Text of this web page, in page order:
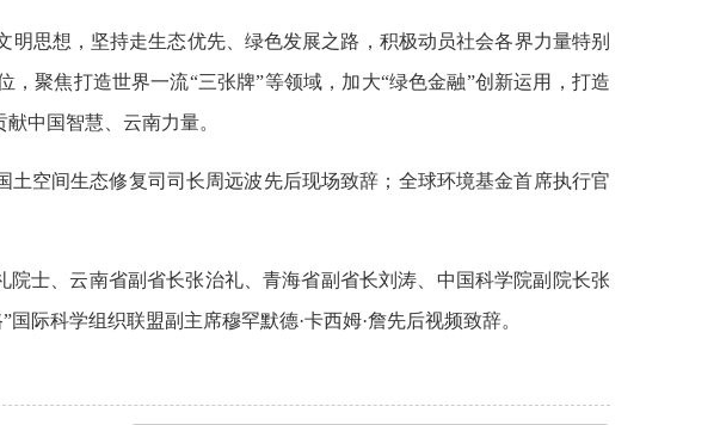
思想，坚持走生态优先、绿色发展之路，积极动员社会各界力量特别
聚焦打造世界一流“三张牌”等领域，加大“绿色金融”创新运用，打造
中国智慧、云南力量。
空间生态修复司司长周远波先后现场致辞；全球环境基金首席执行官
士、云南省副省长张治礼、青海省副省长刘涛、中国科学院副院长张
际科学组织联盟副主席穆罕默德·卡西姆·詹先后视频致辞。